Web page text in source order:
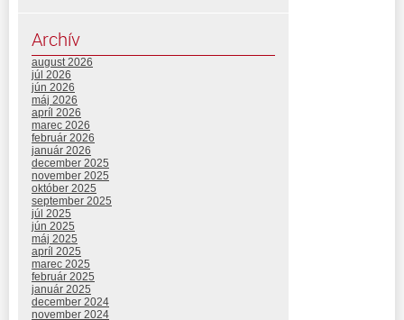
Archív
august 2026
júl 2026
jún 2026
máj 2026
apríl 2026
marec 2026
február 2026
január 2026
december 2025
november 2025
október 2025
september 2025
júl 2025
jún 2025
máj 2025
apríl 2025
marec 2025
február 2025
január 2025
december 2024
november 2024